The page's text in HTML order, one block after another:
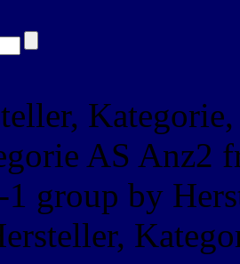
AS Anz2
1 group by